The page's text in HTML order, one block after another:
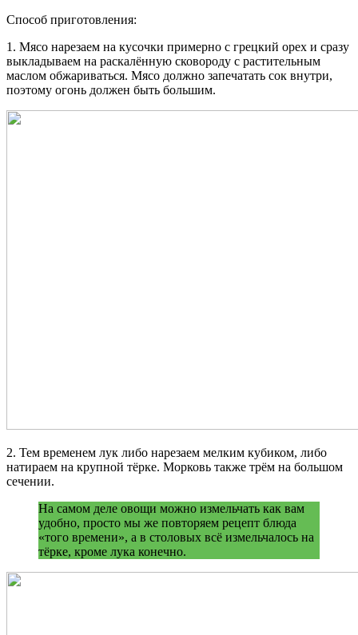
Способ приготовления:
1. Мясо нарезаем на кусочки примерно с грецкий орех и сразу
выкладываем на раскалённую сковороду с растительным
маслом обжариваться. Мясо должно запечатать сок внутри,
поэтому огонь должен быть большим.
2. Тем временем лук либо нарезаем мелким кубиком, либо
натираем на крупной тёрке. Морковь также трём на большом
сечении.
На самом деле овощи можно измельчать как вам
удобно, просто мы же повторяем рецепт блюда
«того времени», а в столовых всё измельчалось на
тёрке, кроме лука конечно.